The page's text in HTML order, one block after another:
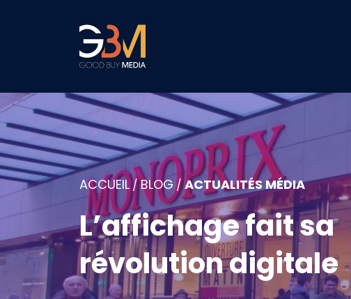
ACCUEIL /BLOG/ACTUALITÉS MÉDIA
L’affichage fait sa
révolution digitale